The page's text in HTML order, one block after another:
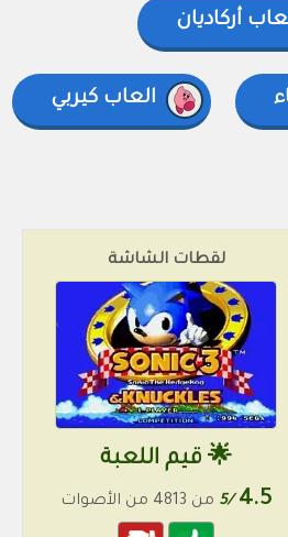
أركاديان
العاب كيربي
لقطات الشاشة
🌟 قيم اللعبة
4.5
/5 من 4813 من الأصوات